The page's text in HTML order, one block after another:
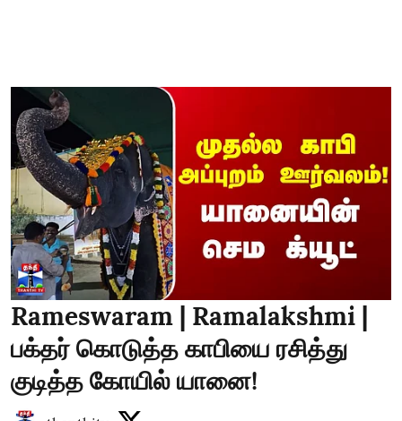
Rameswaram | Ramalakshmi |
பக்தர் கொடுத்த காபியை ரசித்து
குடித்த கோயில் யானை!